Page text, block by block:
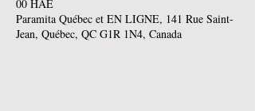
00 HAE
Paramita Québec et EN LIGNE, 141 Rue Saint-
Jean, Québec, QC G1R 1N4, Canada